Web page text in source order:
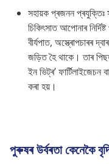
সহায়ক প্ৰজনন
চিকিৎসাত আপোনাৰ নিৰ্দিষ্ট
বীর্যপাত, অস্ত্ৰোপচাৰৰ
জড়িত হৈ থাকে। তাৰ
ইন ভিট্ৰ’ ফাৰ্টিলাইজেচন
কৰা হয়।
পুৰুষৰ উৰ্বৰতা কেনেকৈ